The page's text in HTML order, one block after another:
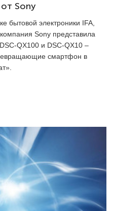
Sony
бытовой электроники IFA,
Sony представила
QX100 и DSC-QX10 –
смартфон в